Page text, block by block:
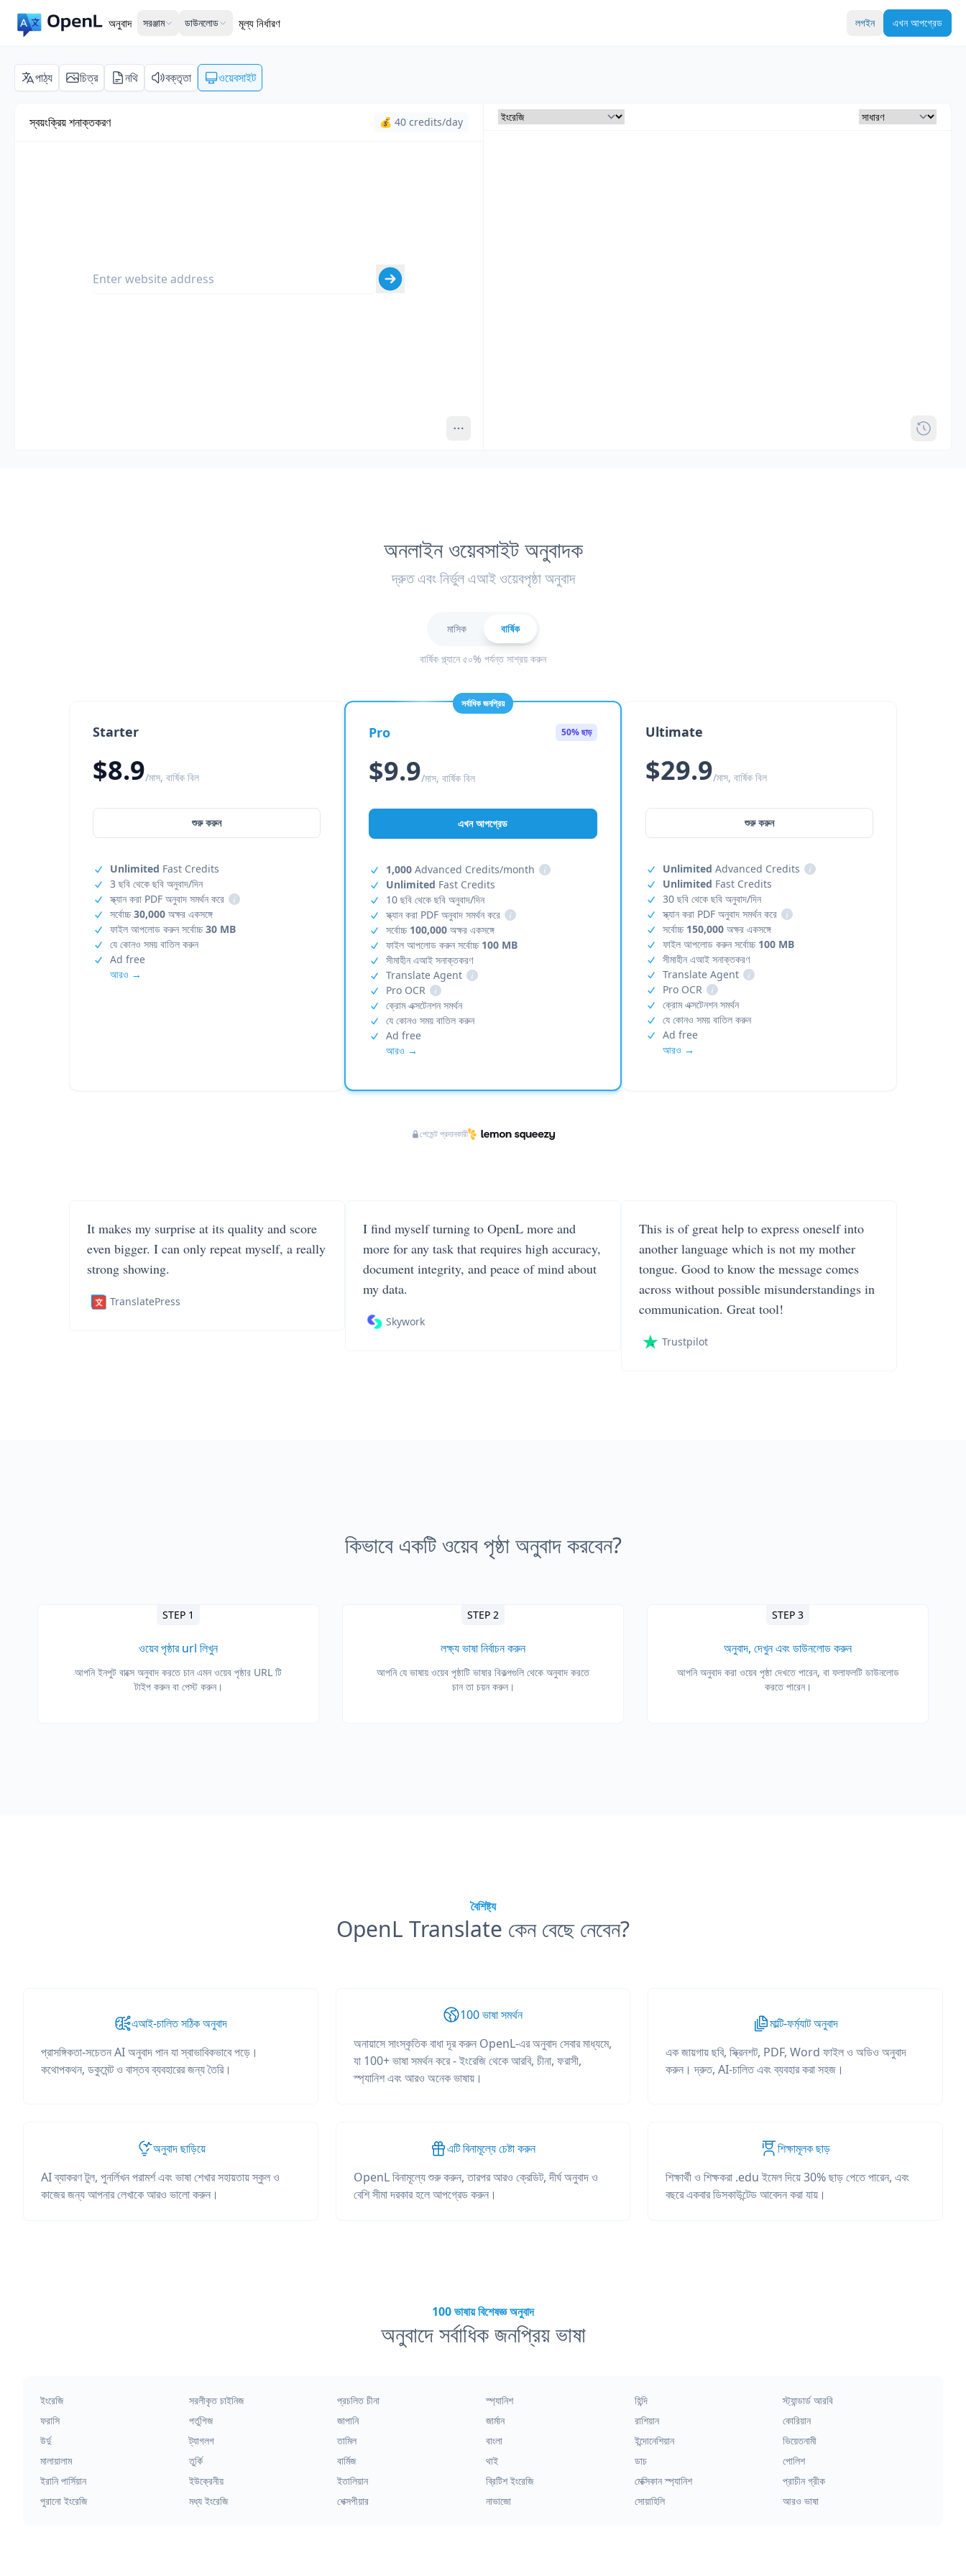
অনুবাদ সরঞ্জাম ডাউনলোড মূল্য নির্ধারণ লগইন এখন আপগ্রেড
পাঠ্য চিত্র নথি বক্তৃতা ওয়েবসাইট
স্বয়ংক্রিয় শনাক্তকরণ 💰 40 credits/day
অনলাইন ওয়েবসাইট অনুবাদক
দ্রুত এবং নির্ভুল এআই ওয়েবপৃষ্ঠা অনুবাদ
মাসিক বার্ষিক
বার্ষিক প্ল্যানে ৫০% পর্যন্ত সাশ্রয় করুন
Starter
$8.9/মাস, বার্ষিক বিল
শুরু করুন
Unlimited Fast Credits
3 ছবি থেকে ছবি অনুবাদ/দিন
স্ক্যান করা PDF অনুবাদ সমর্থন করে
i
সর্বোচ্চ30,000 অক্ষর একসঙ্গে
ফাইল আপলোড করুন সর্বোচ্চ30 MB
যে কোনও সময় বাতিল করুন
Ad free
আরও →
সর্বাধিক জনপ্রিয়
Pro 50% ছাড়
$9.9/মাস, বার্ষিক বিল
এখন আপগ্রেড
1,000 Advanced Credits/month
i
Unlimited Fast Credits
10 ছবি থেকে ছবি অনুবাদ/দিন
স্ক্যান করা PDF অনুবাদ সমর্থন করে
i
সর্বোচ্চ 100,000 অক্ষর একসঙ্গে
ফাইল আপলোড করুন সর্বোচ্চ 100 MB
সীমাহীন এআই সনাক্তকরণ
Translate Agent
i
Pro OCR
i
ক্রোম এক্সটেনশন সমর্থন
যে কোনও সময় বাতিল করুন
Ad free
আরও →
Ultimate
$29.9/মাস, বার্ষিক বিল
শুরু করুন
Unlimited Advanced Credits
i
Unlimited Fast Credits
30 ছবি থেকে ছবি অনুবাদ/দিন
স্ক্যান করা PDF অনুবাদ সমর্থন করে
i
সর্বোচ্চ 150,000অক্ষর একসঙ্গে
ফাইল আপলোড করুন সর্বোচ্চ 100 MB
সীমাহীন এআই সনাক্তকরণ
Translate Agent
i
Pro OCR
i
ক্রোম এক্সটেনশন সমর্থন
যে কোনও সময় বাতিল করুন
Ad free
আরও →
পেমেন্ট প্রদানকারী
It makes my surprise at its quality and score
even bigger. I can only repeat myself, a really
strong showing.
TranslatePress
I find myself turning to OpenL more and
more for any task that requires high accuracy,
document integrity, and peace of mind about
my data.
Skywork
This is of great help to express oneself into
another language which is not my mother
tongue. Good to know the message comes
across without possible misunderstandings in
communication. Great tool!
Trustpilot
কিভাবে একটি ওয়েব পৃষ্ঠা অনুবাদ করবেন?
STEP 1
ওয়েব পৃষ্ঠার url লিখুন
আপনি ইনপুট বাক্সে অনুবাদ করতে চান এমন ওয়েব পৃষ্ঠার URL টি
টাইপ করুন বা পেস্ট করুন।
STEP 2
লক্ষ্য ভাষা নির্বাচন করুন
আপনি যে ভাষায় ওয়েব পৃষ্ঠাটি ভাষার বিকল্পগুলি থেকে অনুবাদ করতে
চান তা চয়ন করুন।
STEP 3
অনুবাদ, দেখুন এবং ডাউনলোড করুন
আপনি অনুবাদ করা ওয়েব পৃষ্ঠা দেখতে পারেন, বা ফলাফলটি ডাউনলোড
করতে পারেন।
বৈশিষ্ট্য
OpenL Translate কেন বেছে নেবেন?
এআই-চালিত সঠিক অনুবাদ
প্রাসঙ্গিকতা-সচেতন AI অনুবাদ পান যা স্বাভাবিকভাবে পড়ে।
কথোপকথন, ডকুমেন্ট ও বাস্তব ব্যবহারের জন্য তৈরি।
100 ভাষা সমর্থন
অনায়াসে সাংস্কৃতিক বাধা দূর করুন OpenL-এর অনুবাদ সেবার মাধ্যমে,
যা 100+ ভাষা সমর্থন করে - ইংরেজি থেকে আরবি, চীনা, ফরাসী,
স্প্যানিশ এবং আরও অনেক ভাষায়।
মাল্টি-ফর্ম্যাট অনুবাদ
এক জায়গায় ছবি, স্ক্রিনশট, PDF, Word ফাইল ও অডিও অনুবাদ
করুন। দ্রুত, AI-চালিত এবং ব্যবহার করা সহজ।
অনুবাদ ছাড়িয়ে
AI ব্যাকরণ টুল, পুনর্লিখন পরামর্শ এবং ভাষা শেখার সহায়তায় স্কুল ও
কাজের জন্য আপনার লেখাকে আরও ভালো করুন।
এটি বিনামূল্যে চেষ্টা করুন
OpenL বিনামূল্যে শুরু করুন, তারপর আরও ক্রেডিট, দীর্ঘ অনুবাদ ও
বেশি সীমা দরকার হলে আপগ্রেড করুন।
শিক্ষামূলক ছাড়
শিক্ষার্থী ও শিক্ষকরা .edu ইমেল দিয়ে 30% ছাড় পেতে পারেন, এবং
বছরে একবার ডিসকাউন্টেড আবেদন করা যায়।
100 ভাষায় বিশেষজ্ঞ অনুবাদ
অনুবাদে সর্বাধিক জনপ্রিয় ভাষা
ইংরেজি সরলীকৃত চাইনিজ প্রচলিত চীনা স্প্যানিশ হিন্দি
স্ট্যান্ডার্ড আরবি
ফরাসি
পর্তুগিজ জাপানি জার্মান রাশিয়ান
কোরিয়ান
উর্দু
ট্যাগলগ তামিল বাংলা ইন্দোনেশিয়ান
ভিয়েতনামী
মালায়ালাম
তুর্কি বার্মিজ থাই ডাচ
পোলিশ
ইরানি পার্সিয়ান
ইউক্রেনীয় ইতালিয়ান ব্রিটিশ ইংরেজি মেক্সিকান স্প্যানিশ
প্রাচীন গ্রীক
পুরানো ইংরেজি
মধ্য ইংরেজি শেক্সপীয়ার নাভাজো সোয়াহিলি আরও ভাষা